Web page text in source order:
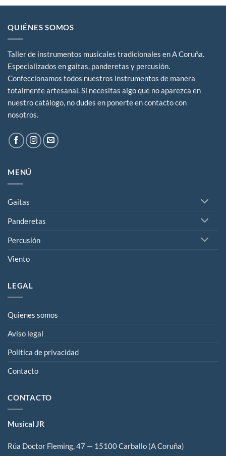
QUIÉNES SOMOS
Taller de instrumentos musicales tradicionales en A Coruña.
Especializados en gaitas, panderetas y percusión.
Confeccionamos todos nuestros instrumentos de manera
totalmente artesanal. Si necesitas algo que no aparezca en
nuestro catálogo, no dudes en ponerte en contacto con
nosotros.
MENÚ
Gaitas
Panderetas
Percusión
Viento
LEGAL
Quienes somos
Aviso legal
Política de privacidad
Contacto
CONTACTO
Musical JR
Rúa Doctor Fleming, 47 — 15100 Carballo (A Coruña)